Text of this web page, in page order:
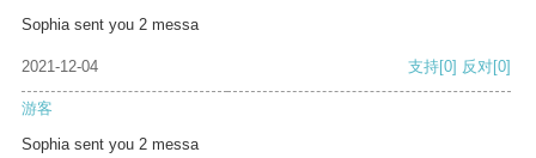
Sophia sent you 2 messa
2021-12-04 支持[0] 反对[0]
游客
Sophia sent you 2 messa